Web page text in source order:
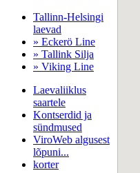
Tallinn-Helsingi
laevad
» Eckerö Line
» Tallink Silja
» Viking Line
Laevaliiklus
saartele
Kontserdid ja
sündmused
ViroWeb algusest
lõpuni...
korter